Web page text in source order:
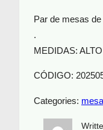
Par de mesas
.
MEDIDAS:
CÓDIGO:
Categories: